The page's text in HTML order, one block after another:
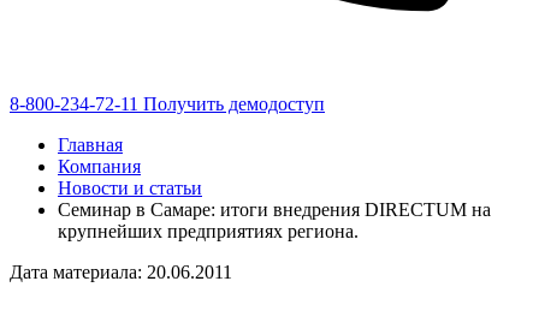
8-800-234-72-11 Получить демодоступ
Главная
Компания
Новости и статьи
Семинар в Самаре: итоги внедрения DIRECTUM на
крупнейших предприятиях региона.
Дата материала: 20.06.2011